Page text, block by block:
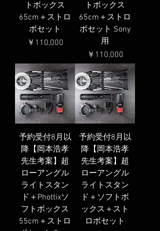
トボックス
65cm＋ストロ
ボセット
価格
￥110,000
トボックス
65cm＋ストロ
ボセット Sony
用
価格
￥110,000
予約受付8月以
降【岡本浩孝
先生考案】超
ローアングル
ライトスタン
ド＋Phottixソ
フトボックス
55cm＋ストロ
予約受付8月以
降【岡本浩孝
先生考案】超
ローアングル
ライトスタン
ド＋ソフトボ
ックス＋スト
ロボセット